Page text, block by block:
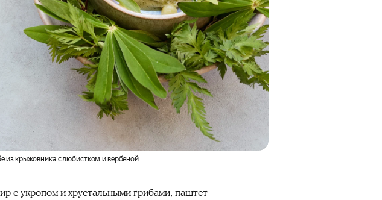
из крыжовника с любистком и вербеной
с укропом и хрустальными грибами, паштет